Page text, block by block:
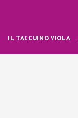
IL TACCUINO VIOLA